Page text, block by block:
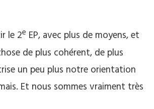
le 2e EP, avec plus de moyens, et
de plus cohérent, de plus
un peu plus notre orientation
Et nous sommes vraiment très